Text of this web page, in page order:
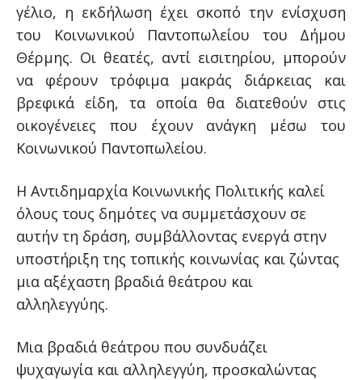
γέλιο, η εκδήλωση έχει σκοπό την ενίσχυση
του Κοινωνικού Παντοπωλείου του Δήμου
Θέρμης. Οι θεατές, αντί εισιτηρίου, μπορούν
να φέρουν τρόφιμα μακράς διάρκειας και
βρεφικά είδη, τα οποία θα διατεθούν στις
οικογένειες που έχουν ανάγκη μέσω του
Κοινωνικού Παντοπωλείου.
Η Αντιδημαρχία Κοινωνικής Πολιτικής καλεί
όλους τους δημότες να συμμετάσχουν σε
αυτήν τη δράση, συμβάλλοντας ενεργά στην
υποστήριξη της τοπικής κοινωνίας και ζώντας
μια αξέχαστη βραδιά θεάτρου και
αλληλεγγύης.
Μια βραδιά θεάτρου που συνδυάζει
ψυχαγωγία και αλληλεγγύη, προσκαλώντας